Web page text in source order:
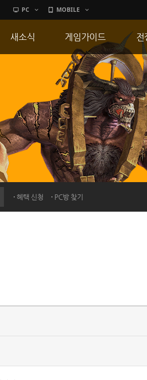
PC MOBILE
혜택 신청 PC방 찾기
새소식
이벤트
히스토리
PC방으로간다
게임가이드
게임 특징
서버가이드
신병훈련소
세부가이드
통합보급센터
전
통
공